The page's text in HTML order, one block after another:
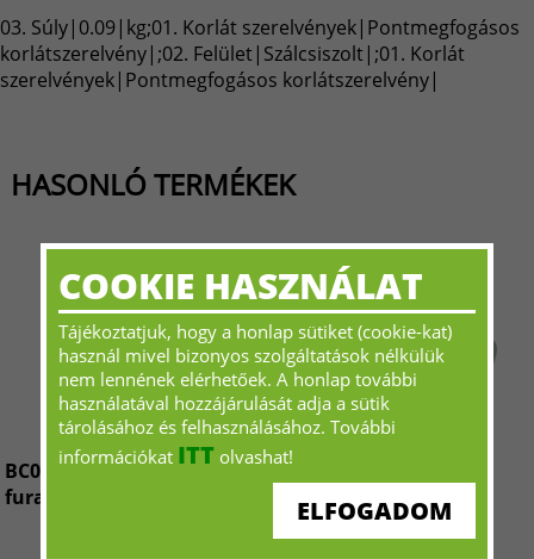
03. Súly|0.09|kg;01. Korlát szerelvények|Pontmegfogásos
korlátszerelvény|;02. Felület|Szálcsiszolt|;01. Korlát
szerelvények|Pontmegfogásos korlátszerelvény|
HASONLÓ TERMÉKEK
BC045 KorIátmegfogó,
furat nélkül
GC03075F Fal-üveg,
csuklós pontmegfogó
COOKIE HASZNÁLAT
Tájékoztatjuk, hogy a honlap sütiket (cookie-kat)
használ mivel bizonyos szolgáltatások nélkülük
nem lennének elérhetőek. A honlap további
használatával hozzájárulását adja a sütik
tárolásához és felhasználásához. További
információkat ITT olvashat!
ELFOGADOM